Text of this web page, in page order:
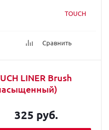
TOUCH
Сравнить
LINER Brush
325 руб.